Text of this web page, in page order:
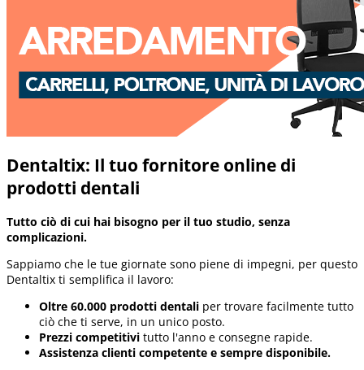
Dentaltix: Il tuo fornitore online di
prodotti dentali
Tutto ciò di cui hai bisogno per il tuo studio, senza
complicazioni.
Sappiamo che le tue giornate sono piene di impegni, per questo
Dentaltix ti semplifica il lavoro:
Oltre 60.000 prodotti dentali per trovare facilmente tutto
ciò che ti serve, in un unico posto.
Prezzi competitivi tutto l'anno e consegne rapide.
Assistenza clienti competente e sempre disponibile.